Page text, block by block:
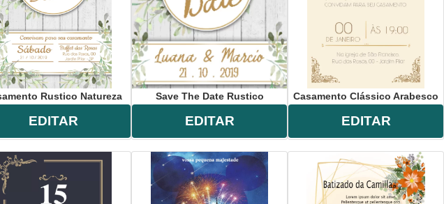
Rustico Natureza
EDITAR
Save The Date Rustico
EDITAR
Casamento Clássico Arabesco
EDITAR